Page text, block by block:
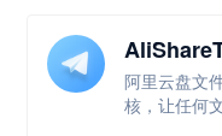
阿里云盘文
核，让任何